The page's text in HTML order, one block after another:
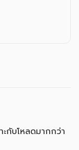
กับโหลดมากกว่า